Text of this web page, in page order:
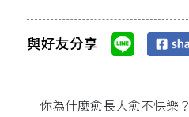
與好友分享
你為什麼愈長大愈不快樂？